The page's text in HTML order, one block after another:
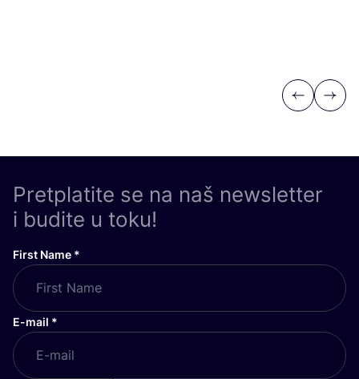
Previous
Next
Pretplatite se na naš newsletter
i budite u toku!
First Name *
E-mail *